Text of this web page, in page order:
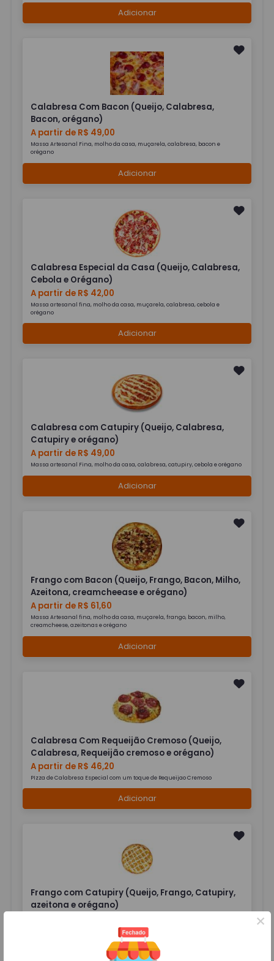
Adicionar
Calabresa Com Bacon (Queijo, Calabresa,
Bacon, orégano)
A partir de R$ 49,00
Massa Artesanal Fina, molho da casa, muçarela, calabresa, bacon e
orégano
Adicionar
Calabresa Especial da Casa (Queijo, Calabresa,
Cebola e Orégano)
A partir de R$ 42,00
Massa artesanal fina, molho da casa, muçarela, calabresa, cebola e
orégano
Adicionar
Calabresa com Catupiry (Queijo, Calabresa,
Catupiry e orégano)
A partir de R$ 49,00
Massa artesanal Fina, molho da casa, calabresa, catupiry, cebola e orégano
Adicionar
Frango com Bacon (Queijo, Frango, Bacon, Milho,
Azeitona, creamcheease e orégano)
A partir de R$ 61,60
Massa Artesanal fina, molho da casa, muçarela, frango, bacon, milho,
creamcheese, azeitonas e orégano
Adicionar
Calabresa Com Requeijão Cremoso (Queijo,
Calabresa, Requeijão cremoso e orégano)
A partir de R$ 46,20
PIzza de Calabresa Especial com um toque de Requeijao Cremoso
Adicionar
Frango com Catupiry (Queijo, Frango, Catupiry,
azeitona e orégano)
Massa artesanal fina, molho da casa, muçarela, frango, catupiry e
×